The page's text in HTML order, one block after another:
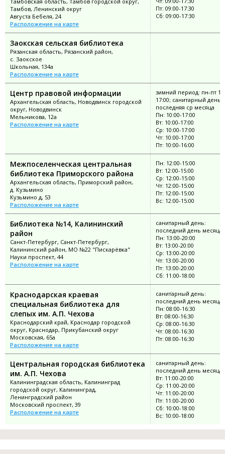
Тамбов, Ленинский округ
Августа Бебеля, 24
Расположение на карте
Пт: 09:00-17:30
Сб: 09:00-17:30
Заокская сельская библиотека
Рязанская область, Рязанский район,
с. Заокское
Школьная, 134а
Расположение на карте
Центр правовой информации
Архангельская область, Новодвинск городской
округ, Новодвинск
Мельникова, 12а
Расположение на карте
зимний период: пн-пт
17:00; санитарный день:
последняя ср месяца
Пн: 10:00-17:00
Вт: 10:00-17:00
Ср: 10:00-17:00
Чт: 10:00-17:00
Пт: 10:00-16:00
Межпоселенческая центральная
библиотека Приморского района
Архангельская область, Приморский район,
д. Кузьмино
Кузьмино д, 53
Расположение на карте
Пн: 12:00-15:00
Вт: 12:00-15:00
Ср: 12:00-15:00
Чт: 12:00-15:00
Пт: 12:00-15:00
Вс: 12:00-15:00
Библиотека №14, Калининский
район
Санкт-Петербург, Санкт-Петербург,
Калининский район, МО №22 "Пискарёвка"
Науки проспект, 44
Расположение на карте
санитарный день:
последний день месяца
Пн: 13:00-20:00
Вт: 13:00-20:00
Ср: 13:00-20:00
Чт: 13:00-20:00
Пт: 13:00-20:00
Сб: 11:00-18:00
Краснодарская краевая
специальная библиотека для
слепых им. А.П. Чехова
Краснодарский край, Краснодар городской
округ, Краснодар, Прикубанский округ
Московская, 65а
Расположение на карте
санитарный день:
последний день месяца
Пн: 08:00-16:30
Вт: 08:00-16:30
Ср: 08:00-16:30
Чт: 08:00-16:30
Пт: 08:00-16:30
Центральная городская библиотека
им. А.П. Чехова
Калининградская область, Калининград
городской округ, Калининград,
Ленинградский район
Московский проспект, 39
Расположение на карте
санитарный день:
последний день месяца
Вт: 11:00-20:00
Ср: 11:00-20:00
Чт: 11:00-20:00
Пт: 11:00-20:00
Сб: 10:00-18:00
Вс: 10:00-18:00